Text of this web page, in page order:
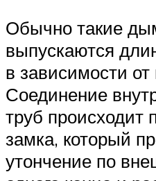
Обычно такие
выпускаются
в зависимости
Соединение
труб происходит
замка, который
утончение по